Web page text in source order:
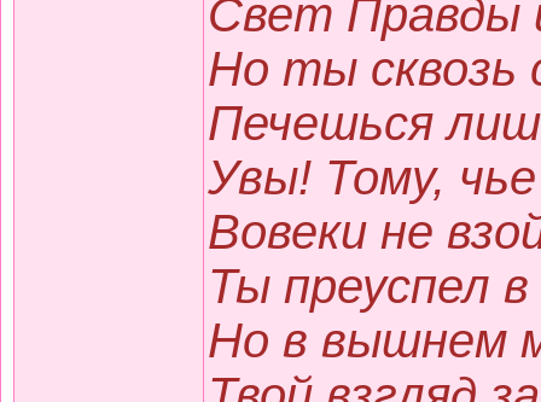
Свет Правды
Но ты сквозь
Печешься
Увы! Тому,
Вовеки не
Ты преуспел
Но в вышнем